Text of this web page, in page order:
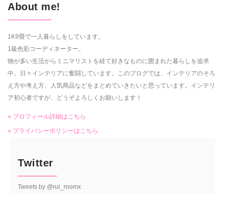
About me!
1K9畳で一人暮らしをしています。
1級色彩コーディネーター。
物が多い生活からミニマリストを経て好きなものに囲まれた暮らしを追求
中。日々インテリアに奮闘しています。このブログでは、インテリアのそろ
え方や考え方、人気商品などをまとめていきたいと思っています。インテリ
ア初心者ですが、どうぞよろしくお願いします！
» プロフィール詳細はこちら
» プライバシーポリシーはこちら
Twitter
Tweets by @rui_roomx